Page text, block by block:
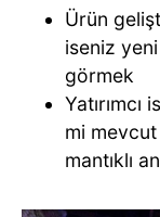
Ürün
iseniz
görmek
mi
mantıklı